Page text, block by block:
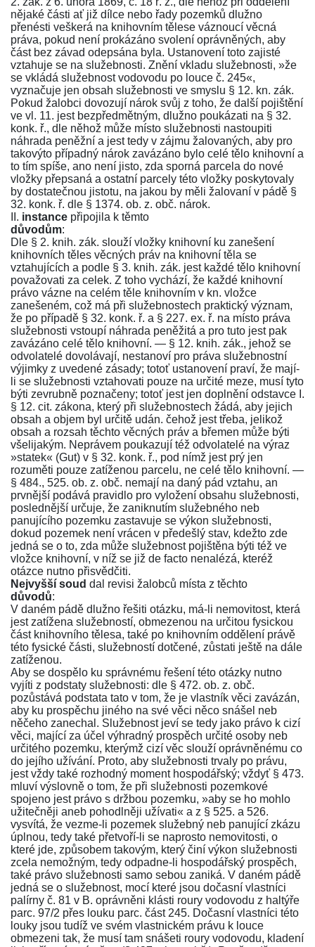
nějaké části ať již dílce nebo řady pozemků dlužno
přenésti veškerá na knihovním tělese váznoucí věcná
práva, pokud není prokázáno svolení oprávněných, aby
část bez závad odepsána byla. Ustanovení toto zajisté
vztahuje se na služebnosti. Znění vkladu služebnosti, »že
se vkládá služebnost vodovodu po louce č. 245«,
vyznačuje jen obsah služebnosti ve smyslu § 12. kn. zák.
Pokud žalobci dovozují nárok svůj z toho, že další pojištění
ve vl. 11. jest bezpředmětným, dlužno poukázati na § 32.
konk. ř., dle něhož může místo služebnosti nastoupiti
náhrada peněžní a jest tedy v zájmu žalovaných, aby pro
takovýto případný nárok zavázáno bylo celé tělo knihovní a
to tím spíše, ano není jisto, zda sporná parcela do nové
vložky přepsaná a ostatní parcely této vložky poskytovaly
by dostatečnou jistotu, na jakou by měli žalovaní v pádě §
32. konk. ř. dle § 1374. ob. z. obč. nárok.
II. instance připojila k těmto
důvodům:
Dle § 2. knih. zák. slouží vložky knihovní ku zanešení
knihovních těles věcných práv na knihovní těla se
vztahujících a podle § 3. knih. zák. jest každé tělo knihovní
považovati za celek. Z toho vychází, že každé knihovní
právo vázne na celém těle knihovním v kn. vložce
zanešeném, což má při služebnostech praktický význam,
že po případě § 32. konk. ř. a § 227. ex. ř. na místo práva
služebnosti vstoupí náhrada peněžitá a pro tuto jest pak
zavázáno celé tělo knihovní. — § 12. knih. zák., jehož se
odvolatelé dovolávají, nestanoví pro práva služebnostní
výjimky z uvedené zásady; totoť ustanovení praví, že mají-
li se služebnosti vztahovati pouze na určité meze, musí tyto
býti zevrubně poznačeny; totoť jest jen doplnění odstavce I.
§ 12. cit. zákona, který při služebnostech žádá, aby jejich
obsah a objem byl určitě udán. čehož jest třeba, jelikož
obsah a rozsah těchto věcných práv a břemen může býti
všelijakým. Neprávem poukazují též odvolatelé na výraz
»statek« (Gut) v § 32. konk. ř., pod nímž jest prý jen
rozuměti pouze zatíženou parcelu, ne celé tělo knihovní. —
§ 484., 525. ob. z. obč. nemají na daný pád vztahu, an
prvnější podává pravidlo pro vyložení obsahu služebnosti,
poslednější určuje, že zaniknutím služebného neb
panujícího pozemku zastavuje se výkon služebnosti,
dokud pozemek není vrácen v předešlý stav, kdežto zde
jedná se o to, zda může služebnost pojištěna býti též ve
vložce knihovní, v níž se již de facto nenalézá, kteréž
otázce nutno přisvědčiti.
Nejvyšší soud dal revisi žalobců místa z těchto
důvodů:
V daném pádě dlužno řešiti otázku, má-li nemovitost, která
jest zatížena služebností, obmezenou na určitou fysickou
část knihovního tělesa, také po knihovním oddělení právě
této fysické části, služebností dotčené, zůstati ještě na dále
zatíženou.
Aby se dospělo ku správnému řešení této otázky nutno
vyjíti z podstaty služebnosti: dle § 472. ob. z. obč.
pozůstává podstata tato v tom, že je vlastník věci zavázán,
aby ku prospěchu jiného na své věci něco snášel neb
něčeho zanechal. Služebnost jeví se tedy jako právo k cizí
věci, mající za účel výhradný prospěch určité osoby neb
určitého pozemku, kterýmž cizí věc slouží oprávněnému co
do jejího užívání. Proto, aby služebnosti trvaly po právu,
jest vždy také rozhodný moment hospodářský; vždyť § 473.
mluví výslovně o tom, že při služebnosti pozemkové
spojeno jest právo s držbou pozemku, »aby se ho mohlo
užitečněji aneb pohodlněji užívati« a z § 525. a 526.
vysvítá, že vezme-li pozemek služebný neb panující zkázu
úplnou, tedy také přetvoří-li se naprosto nemovitosti, o
které jde, způsobem takovým, který činí výkon služebnosti
zcela nemožným, tedy odpadne-li hospodářský prospěch,
také právo služebnosti samo sebou zaniká. V daném pádě
jedná se o služebnost, mocí které jsou dočasní vlastníci
palírny č. 81 v B. oprávněni klásti roury vodovodu z haltýře
parc. 97/2 přes louku parc. část 245. Dočasní vlastníci této
louky jsou tudíž ve svém vlastnickém právu k louce
obmezeni tak, že musí tam snášeti roury vodovodu, kladení